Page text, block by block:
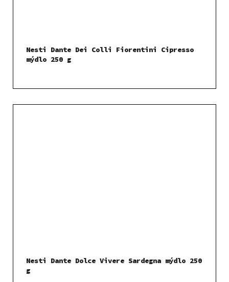
Nesti Dante Dei Colli Fiorentini Cipresso
mýdlo 250 g
Nesti Dante Dolce Vivere Sardegna mýdlo 250
g